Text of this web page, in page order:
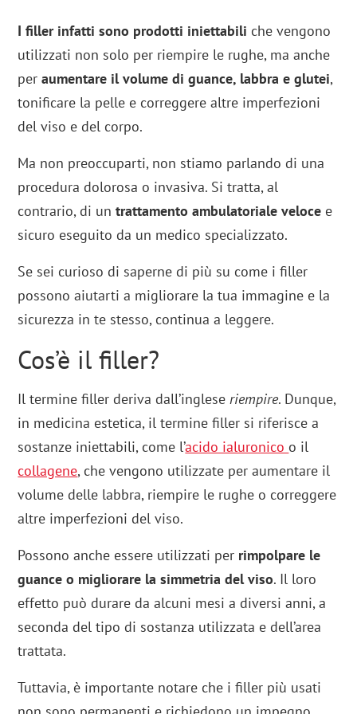
I filler infatti sono prodotti iniettabili che vengono
utilizzati non solo per riempire le rughe, ma anche
per aumentare il volume di guance, labbra e glutei,
tonificare la pelle e correggere altre imperfezioni
del viso e del corpo.
Ma non preoccuparti, non stiamo parlando di una
procedura dolorosa o invasiva. Si tratta, al
contrario, di un trattamento ambulatoriale veloce e
sicuro eseguito da un medico specializzato.
Se sei curioso di saperne di più su come i filler
possono aiutarti a migliorare la tua immagine e la
sicurezza in te stesso, continua a leggere.
Cos’è il filler?
Il termine filler deriva dall’ingleseriempire. Dunque,
in medicina estetica, il termine filler si riferisce a
sostanze iniettabili, come l’acido ialuronico o il
collagene, che vengono utilizzate per aumentare il
volume delle labbra, riempire le rughe o correggere
altre imperfezioni del viso.
Possono anche essere utilizzati per rimpolpare le
guance o migliorare la simmetria del viso. Il loro
effetto può durare da alcuni mesi a diversi anni, a
seconda del tipo di sostanza utilizzata e dell’area
trattata.
Tuttavia, è importante notare che i filler più usati